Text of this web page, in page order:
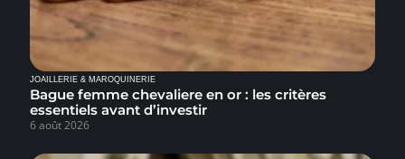
JOAILLERIE & MAROQUINERIE
Bague femme chevaliere en or : les critères
essentiels avant d’investir
6 août 2026